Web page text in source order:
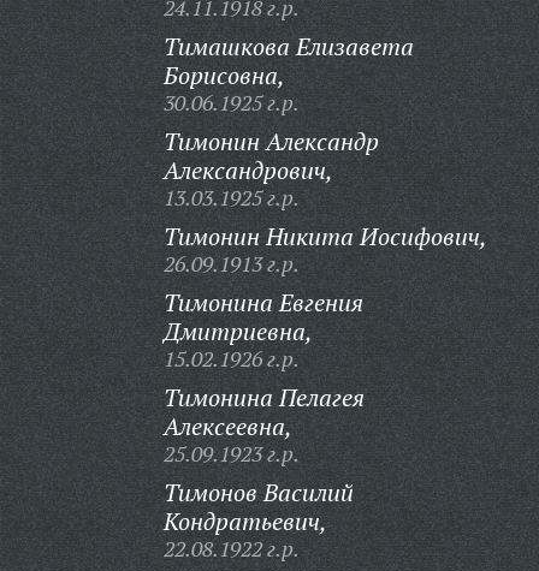
24.11.1918 г.р.
Тимашкова Елизавета
Борисовна,
30.06.1925 г.р.
Тимонин Александр
Александрович,
13.03.1925 г.р.
Тимонин Никита Иосифович,
26.09.1913 г.р.
Тимонина Евгения
Дмитриевна,
15.02.1926 г.р.
Тимонина Пелагея
Алексеевна,
25.09.1923 г.р.
Тимонов Василий
Кондратьевич,
22.08.1922 г.р.